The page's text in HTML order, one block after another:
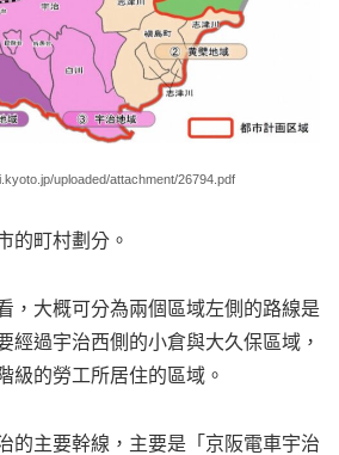
uploaded/attachment/26794.pdf
的町村劃分。
，大概可分為兩個區域左側的路線是
經過宇治西側的小倉與大久保區域，
級的勞工所居住的區域。
的主要幹線，主要是「京阪電車宇治